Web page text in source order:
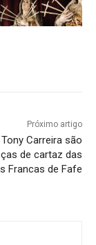
Próximo artigo
Carreira são
de cartaz das
Francas de Fafe